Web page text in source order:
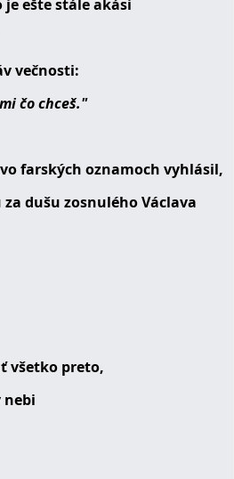
ešte stále akási
večnosti:
čo chceš."
farských oznamoch vyhlásil,
dušu zosnulého Václava
všetko preto,
nebi